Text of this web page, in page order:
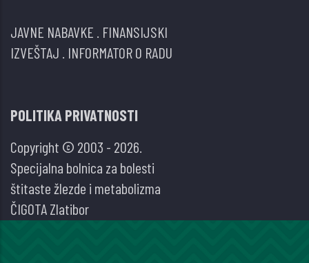
JAVNE NABAVKE FINANSIJSKI
IZVEŠTAJ INFORMATOR O RADU
POLITIKA PRIVATNOSTI
Copyright © 2003 - 2026.
Specijalna bolnica za bolesti
štitaste žlezde i metabolizma
ČIGOTA Zlatibor